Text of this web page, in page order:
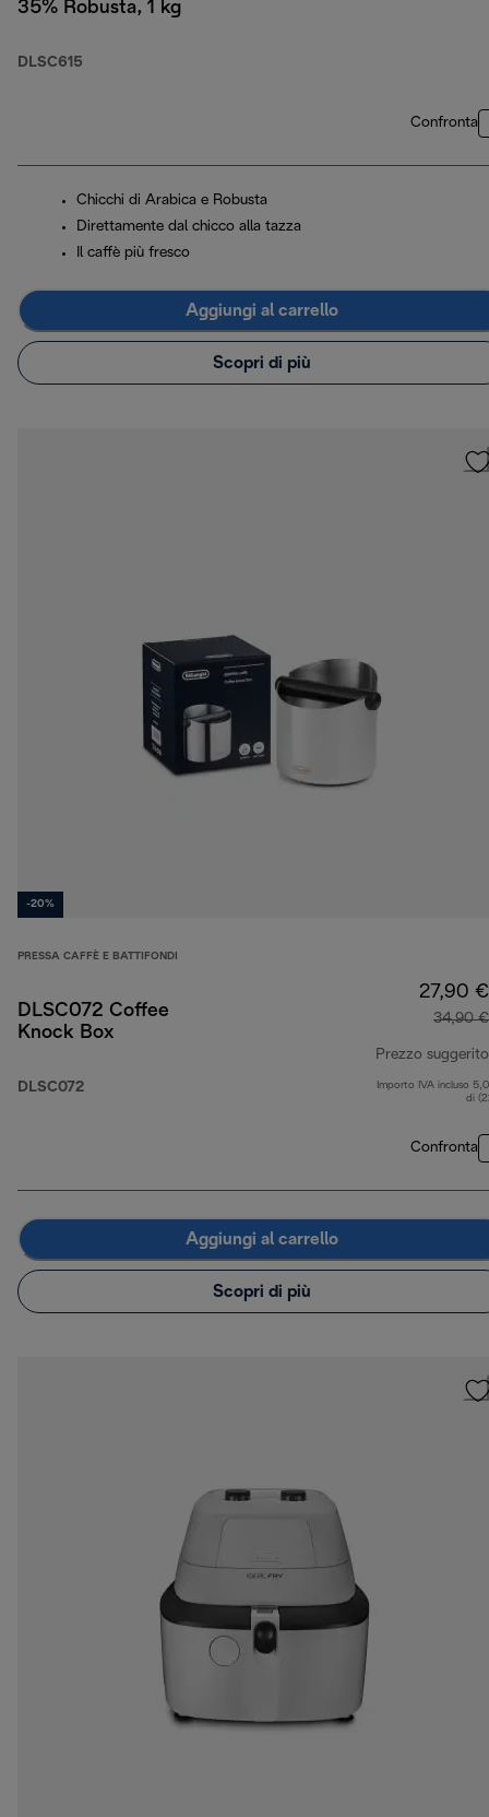
35% Robusta, 1 kg
DLSC615
Confronta
Chicchi di Arabica e Robusta
Direttamente dal chicco alla tazza
Il caffè più fresco
Aggiungi al carrello
Scopri di più
-20%
PRESSA CAFFÈ E BATTIFONDI
DLSC072 Coffee
Knock Box
DLSC072
27,90 €
34,90 €
Prezzo suggerito
Importo IVA incluso
di
Confronta
Aggiungi al carrello
Scopri di più